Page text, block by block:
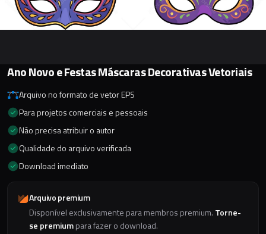
Ano Novo e Festas Máscaras Decorativas Vetoriais
Arquivo no formato de vetor EPS
Para projetos comerciais e pessoais
Não precisa atribuir o autor
Qualidade do arquivo verificada
Download imediato
Arquivo premium
Disponível exclusivamente para membros premium. Torne-
se premiumpara fazer o download.